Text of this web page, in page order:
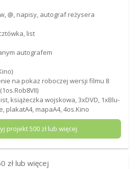
@, napisy, autograf reżysera
list
autografem
na pokaz roboczej wersji filmu 8
książeczka wojskowa, 3xDVD, 1xBlu-
plakatA4, mapaA4, 4os.Kino
projekt500zł lub więcej
zł lub więcej